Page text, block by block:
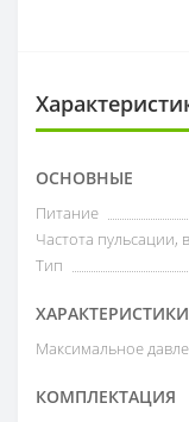
ОСНОВНЫЕ
Питание
Частота пульсации,
Тип
Максимальное
КОМПЛЕКТАЦИЯ